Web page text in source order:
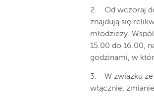
2. Od wczoraj
znajdują się
młodzieży.
15.00 do 16.00,
godzinami, w
3. W związku ze
włącznie,